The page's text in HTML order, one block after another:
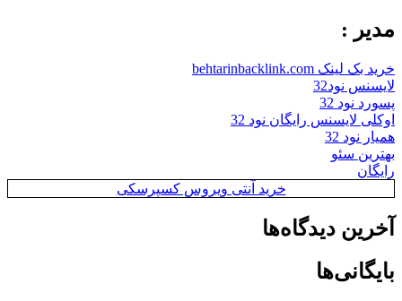
مدیر :
خرید بک لینک behtarinbacklink.com
لایسنس نود32
پسورد نود 32
اوکلی لایسنس رایگان نود 32
همیار نود 32
بهترین سئو
رایگان
خرید آنتی ویروس کسپرسکی
آخرین دیدگاه‌ها
بایگانی‌ها